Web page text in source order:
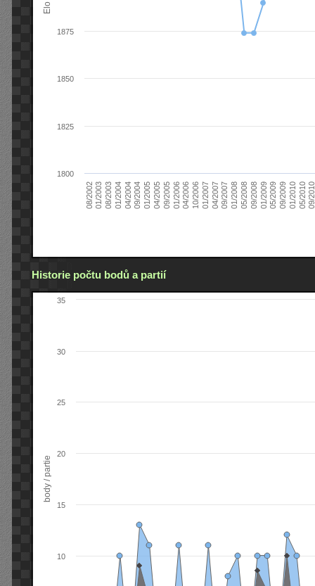
Elo
08/200201/200308/200301/200404/200409/200401/200504/200509/200501/200604/200610/200601/200704/200709/200701/200805/200809/200801/200905/200909/200901/201005/201009/
1800
1825
1850
1875
Historie počtu bodů a partií
body / partie
10
15
20
25
30
35